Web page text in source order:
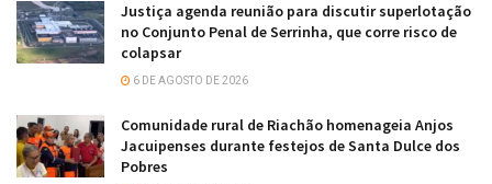
Justiça agenda reunião para discutir superlotação
no Conjunto Penal de Serrinha, que corre risco de
colapsar
6 DE AGOSTO DE 2026
Comunidade rural de Riachão homenageia Anjos
Jacuipenses durante festejos de Santa Dulce dos
Pobres